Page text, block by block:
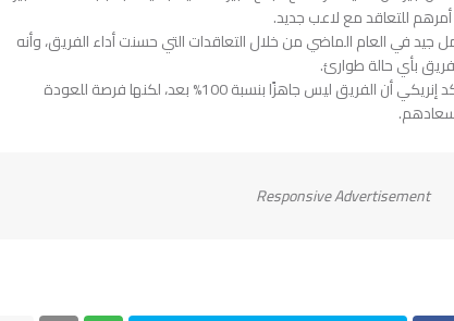
للتعاقد مع لاعب جديد.
جيد في العام الماضي من خلال التعاقدات التي حسنت أداء الفريق، وأنه
بأي حالة طوارئ.
وبالنسبة للمباراة المقبلة ضد مونبلييه، أكد إنريكي أن الفريق ليس جاهزًا بنسبة 100% بعد، لكنها فرصة للعودة
Responsive Advertisement